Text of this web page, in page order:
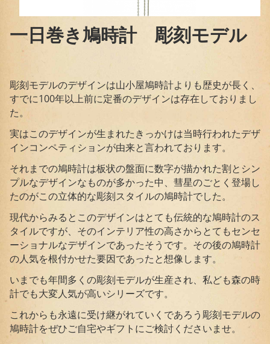
一日巻き鳩時計 彫刻モデル
彫刻モデルのデザインは山小屋鳩時計よりも歴史が長く、
すでに100年以上前に定番のデザインは存在しておりまし
た。
実はこのデザインが生まれたきっかけは当時行われたデザ
インコンペティションが由来と言われております。
それまでの鳩時計は板状の盤面に数字が描かれた割とシン
プルなデザインなものが多かった中、彗星のごとく登場し
たのがこの立体的な彫刻スタイルの鳩時計でした。
現代からみるとこのデザインはとても伝統的な鳩時計のス
タイルですが、そのインテリア性の高さからとてもセンセ
ーショナルなデザインであったそうです。その後の鳩時計
の人気を根付かせた要因であったと想像します。
いまでも年間多くの彫刻モデルが生産され、私ども森の時
計でも大変人気が高いシリーズです。
これからも永遠に受け継がれていくであろう彫刻モデルの
鳩時計をぜひご自宅やギフトにご検討くださいませ。